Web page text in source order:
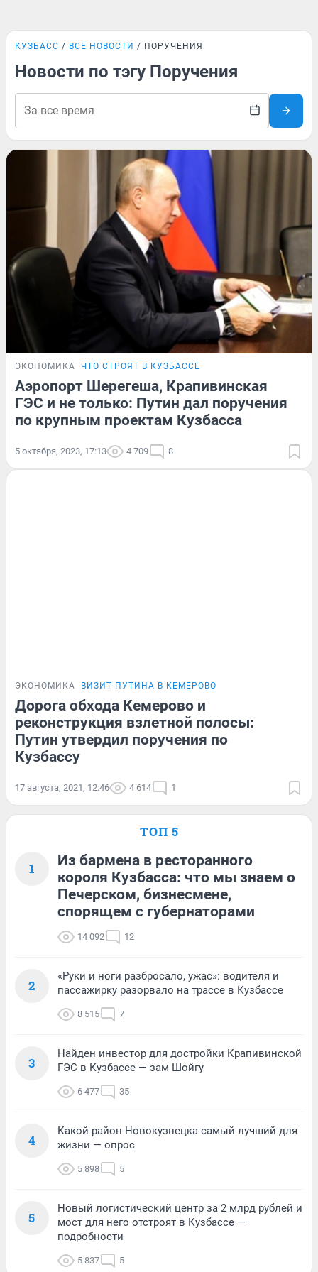
КУЗБАСС ВСЕ НОВОСТИ ПОРУЧЕНИЯ
Новости по тэгу Поручения
ЭКОНОМИКА ЧТО СТРОЯТ В КУЗБАССЕ
Аэропорт Шерегеша, Крапивинская
ГЭС и не только: Путин дал поручения
по крупным проектам Кузбасса
5 октября, 2023, 17:13 4 709 8
ЭКОНОМИКА ВИЗИТ ПУТИНА В КЕМЕРОВО
Дорога обхода Кемерово и
реконструкция взлетной полосы:
Путин утвердил поручения по
Кузбассу
17 августа, 2021, 12:46 4 614 1
ТОП 5
1
Из бармена в ресторанного
короля Кузбасса: что мы знаем о
Печерском, бизнесмене,
спорящем с губернаторами
14 092 12
2
«Руки и ноги разбросало, ужас»: водителя и
пассажирку разорвало на трассе в Кузбассе
8 515 7
3
Найден инвестор для достройки Крапивинской
ГЭС в Кузбассе — зам Шойгу
6 477 35
4
Какой район Новокузнецка самый лучший для
жизни — опрос
5 898 5
5
Новый логистический центр за 2 млрд рублей и
мост для него отстроят в Кузбассе —
подробности
5 837 5